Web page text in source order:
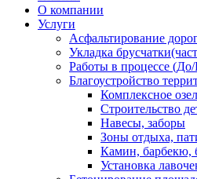
О компании
Услуги
Асфальтирование
Укладка
Работы в процессе
Благоустройство
Комплексное
Строительство
Навесы, заборы
Зоны отдыха,
Камин, барбекю,
Установка